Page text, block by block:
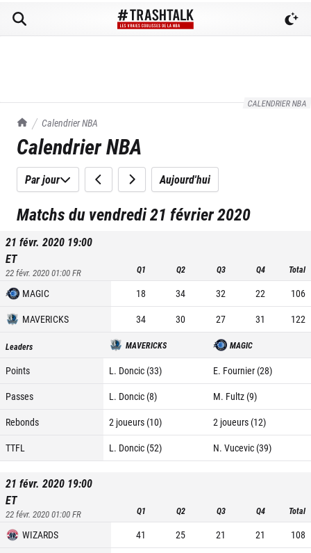
CALENDRIER NBA
TrashTalk Actu NBA
Calendrier NBA
Calendrier NBA
Par jour Aujourd'hui
Matchs du vendredi 21 février 2020
21 févr. 2020 19:00
ET
22 févr. 2020 01:00FR Q1 Q2 Q3 Q4 Total
MAGIC 18 34 32 22
106
MAVERICKS
34 30 27 31 122
Leaders MAVERICKS MAGIC
Points L. Doncic (33)
E. Fournier (28)
Passes
L. Doncic (8)
M. Fultz (9)
Rebonds
2 joueurs (10)
2 joueurs (12)
TTFL
L. Doncic (52) N. Vucevic (39)
21 févr. 2020 19:00
ET
22 févr. 2020 01:00FR Q1 Q2 Q3 Q4 Total
WIZARDS 41 25 21 21
108